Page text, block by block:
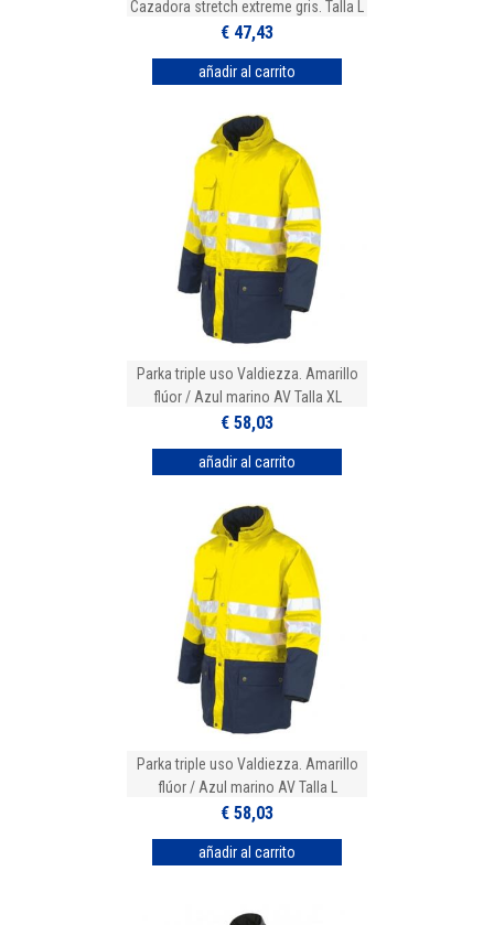
Cazadora stretch extreme gris. Talla L
€ 47,43
Parka triple uso Valdiezza. Amarillo
flúor / Azul marino AV Talla XL
€ 58,03
Parka triple uso Valdiezza. Amarillo
flúor / Azul marino AV Talla L
€ 58,03